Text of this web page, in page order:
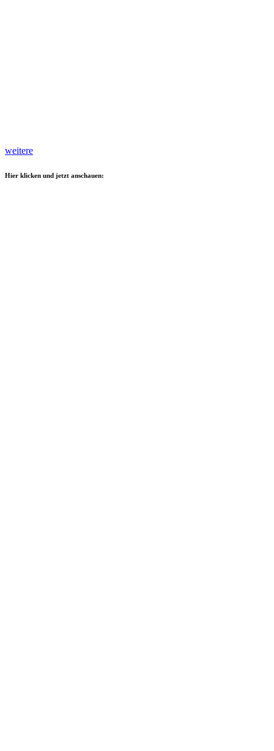
weitere
Hier klicken und jetzt anschauen: